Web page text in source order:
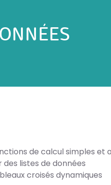
de calcul simples et
listes de données
croisés dynamiques